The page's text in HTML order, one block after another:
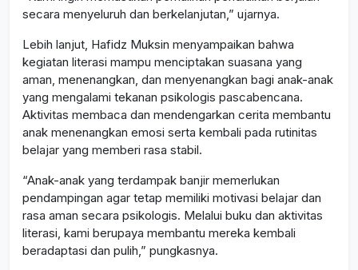
secara menyeluruh dan berkelanjutan,” ujarnya.
Lebih lanjut, Hafidz Muksin menyampaikan bahwa
kegiatan literasi mampu menciptakan suasana yang
aman, menenangkan, dan menyenangkan bagi anak-anak
yang mengalami tekanan psikologis pascabencana.
Aktivitas membaca dan mendengarkan cerita membantu
anak menenangkan emosi serta kembali pada rutinitas
belajar yang memberi rasa stabil.
“Anak-anak yang terdampak banjir memerlukan
pendampingan agar tetap memiliki motivasi belajar dan
rasa aman secara psikologis. Melalui buku dan aktivitas
literasi, kami berupaya membantu mereka kembali
beradaptasi dan pulih,” pungkasnya.